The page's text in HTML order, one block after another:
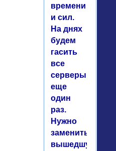
времени
и сил.
На днях
будем
гасить
все
серверы
еще
один
раз.
Нужно
заменить
вышедшую